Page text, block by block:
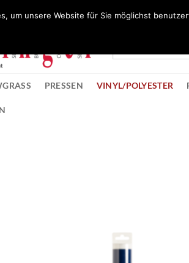
PRESSEN VINYL/POLYESTER
um unsere Website für Sie möglichst